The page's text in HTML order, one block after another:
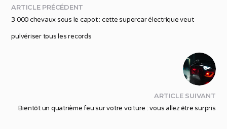
ARTICLE PRÉCÉDENT
3 000 chevaux sous le capot : cette supercar électrique veut
pulvériser tous les records
ARTICLE SUIVANT
Bientôt un quatrième feu sur votre voiture : vous allez être surpris